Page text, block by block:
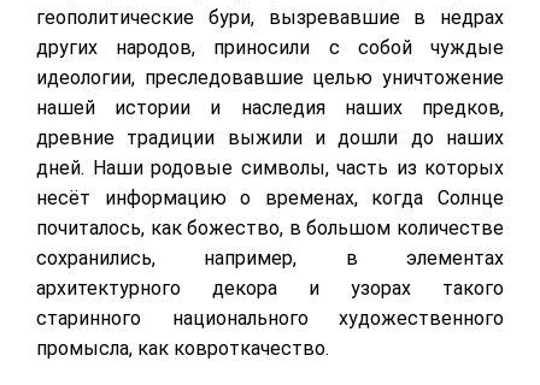
геополитические бури, вызревавшие в недрах
других народов, приносили с собой чуждые
идеологии, преследовавшие целью уничтожение
нашей истории и наследия наших предков,
древние традиции выжили и дошли до наших
дней. Наши родовые символы, часть из которых
несёт информацию о временах, когда Солнце
почиталось, как божество, в большом количестве
сохранились, например, в элементах
архитектурного декора и узорах такого
старинного национального художественного
промысла, как ковроткачество.